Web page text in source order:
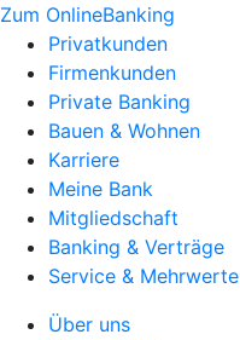
Zum OnlineBanking
Privatkunden
Firmenkunden
Private Banking
Bauen & Wohnen
Karriere
Meine Bank
Mitgliedschaft
Banking & Verträge
Service & Mehrwerte
Über uns